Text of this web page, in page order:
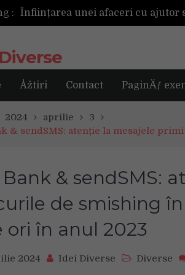
:
Următoarea fotografie poate fi
Åžtiri Contact PaginÄƒ
2024 aprilie
3
& sendSMS: atenție la mesajele
Bank & sendSMS:
de smishing
ori în anul 2023
2024 Idei Diverse Diverse